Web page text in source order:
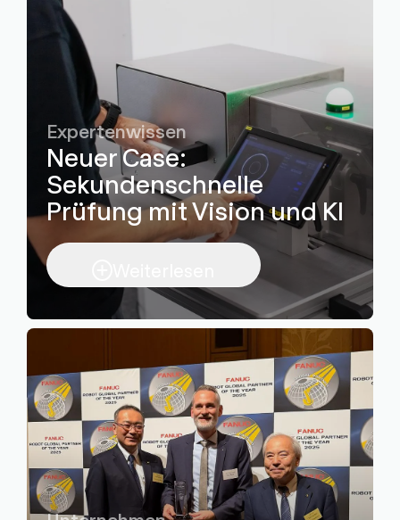
Expertenwissen
Neuer Case:
Sekundenschnelle
Prüfung mit Vision und KI